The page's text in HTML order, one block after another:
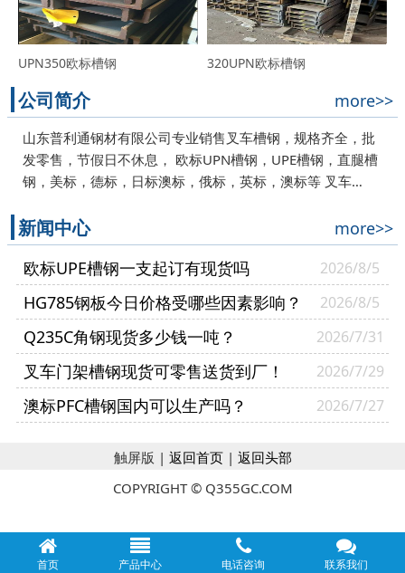
首页 产品中心 电话咨询 联系我们
UPN350欧标槽钢 320UPN欧标槽钢
公司简介 more>>
山东普利通钢材有限公司专业销售叉车槽钢，规格齐全，批
发零售，节假日不休息， 欧标UPN槽钢，UPE槽钢，直腿槽
钢，美标，德标，日标澳标，俄标，英标，澳标等 叉车…
新闻中心
more>>
欧标UPE槽钢一支起订有现货吗
2026/8/5
HG785钢板今日价格受哪些因素影响？ 2026/8/5
Q235C角钢现货多少钱一吨？ 2026/7/31
叉车门架槽钢现货可零售送货到厂！ 2026/7/29
澳标PFC槽钢国内可以生产吗？ 2026/7/27
触屏版 | 返回首页| 返回头部
COPYRIGHT © Q355GC.COM